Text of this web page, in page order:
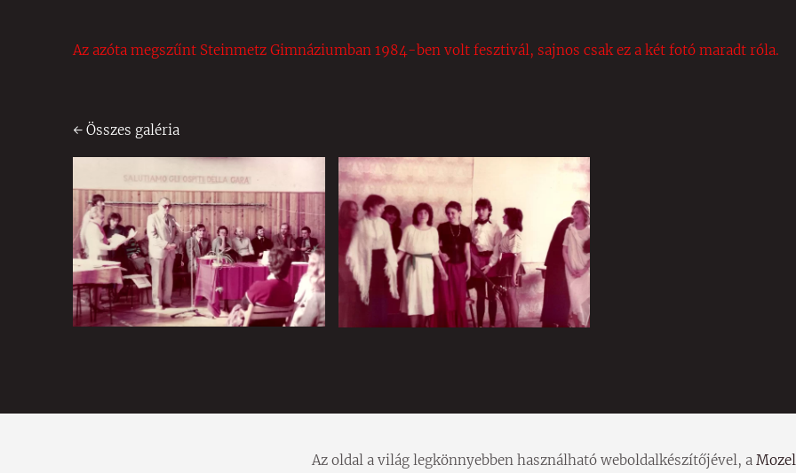
Az azóta megszűnt Steinmetz Gimnáziumban 1984-ben volt fesztivál, sajnos csak ez a két fotó maradt róla.
Összes galéria
Az oldal a világ legkönnyebben használható weboldalkészítőjével, a